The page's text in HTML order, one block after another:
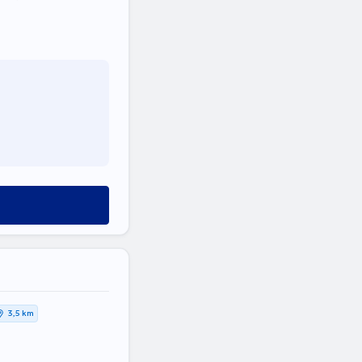
3,5 km